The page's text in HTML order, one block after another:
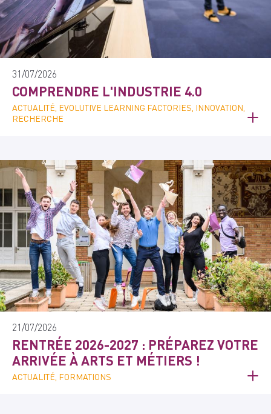
31/07/2026
COMPRENDRE L'INDUSTRIE 4.0
ACTUALITÉ, EVOLUTIVE LEARNING FACTORIES, INNOVATION,
RECHERCHE
21/07/2026
RENTRÉE 2026-2027 : PRÉPAREZ VOTRE
ARRIVÉE À ARTS ET MÉTIERS !
ACTUALITÉ, FORMATIONS